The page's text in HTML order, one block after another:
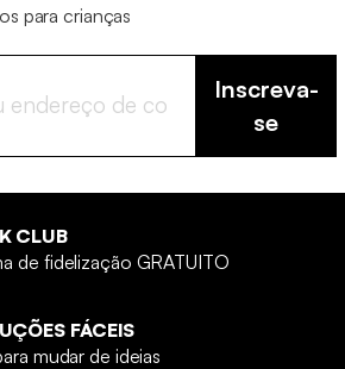
para crianças
Inscreva-
se
CLUB
de fidelização GRATUITO
FÁCEIS
mudar de ideias